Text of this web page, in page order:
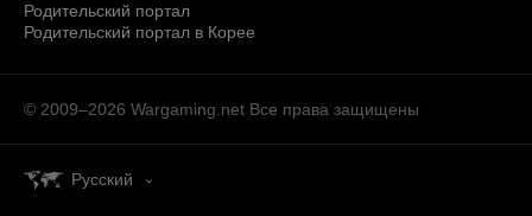
Родительский портал
Родительский портал в Корее
© 2009–2026 Wargaming.net Все права защищены
Русский